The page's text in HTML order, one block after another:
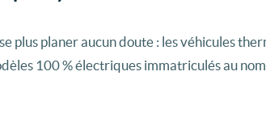
plus planer aucun doute : les véhicules
100 % électriques immatriculés au